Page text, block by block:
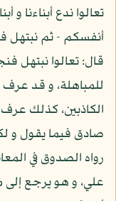
تعالوا ندع أبناءنا
أنفسكم - ثم نبتهل
قال: تعالوا نبتهل
للمباهلة، و قد
الكاذبين، كذلك عرف
صادق فيما يقول
رواه الصدوق في
علي، و هو يرجع إلى